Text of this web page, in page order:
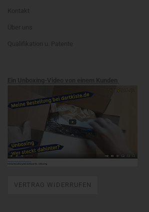
VERTRAG WIDERRUFEN